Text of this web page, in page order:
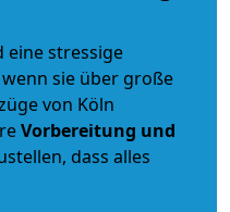
eine stressige
sie über große
von Köln
Vorbereitung und
dass alles